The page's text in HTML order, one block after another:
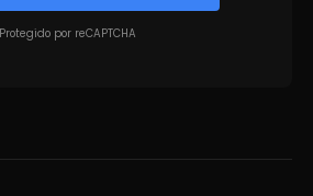
Protegido por reCAPTCHA